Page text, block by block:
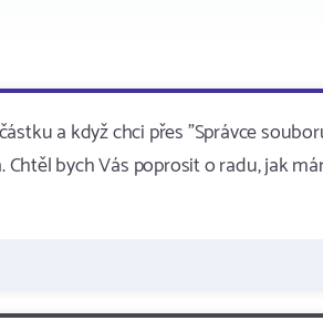
a když chci přes "Správce
bych Vás poprosit o radu, jak